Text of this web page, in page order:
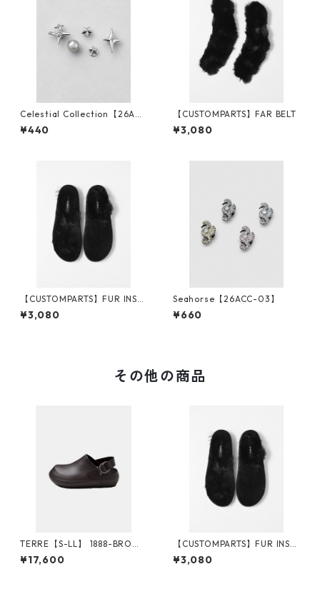
Celestial Collection【26ACC
-01】
¥440
【CUSTOMPARTS】FAR BELT
¥3,080
【CUSTOMPARTS】FUR INSO
LE
¥3,080
Seahorse【26ACC-03】
¥660
その他の商品
TERRE【S-LL】 1888-BROW
N
¥17,600
【CUSTOMPARTS】FUR INSO
LE
¥3,080